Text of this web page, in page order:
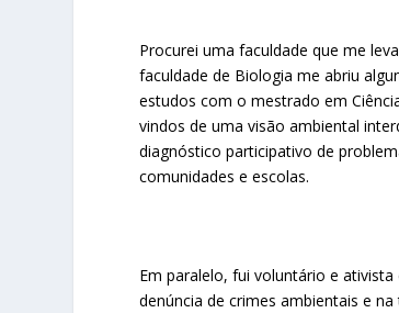
Procurei uma faculdade que me
faculdade de Biologia me abriu
estudos com o mestrado em
vindos de uma visão ambiental
diagnóstico participativo de
comunidades e escolas.
Em paralelo, fui voluntário e
denúncia de crimes ambientais e